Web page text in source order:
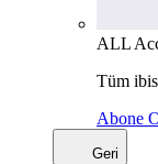
ALL
Tüm
Abone
Geri